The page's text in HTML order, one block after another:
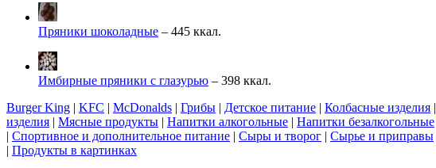
Пряники шоколадные – 445 ккал.
Имбирные пряники с глазурью – 398 ккал.
Burger King | KFC | McDonalds | Грибы | Детское питание | Колбасные изделия |
изделия | Мясные продукты | Напитки алкогольные | Напитки безалкогольные
| Спортивное и дополнительное питание | Сыры и творог | Сырье и приправы
| Продукты в картинках